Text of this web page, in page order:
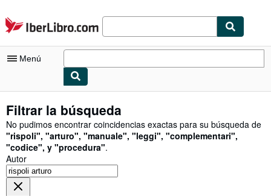
Pasar al contenido principal
IberLibro.com
Menú
Consultar mis pedidos
Cerrar sesión
Búsqueda avanzada
Colecciones
Filtrar la búsqueda
No pudimos encontrar coincidencias exactas para su búsqueda de
"rispoli", "arturo", "manuale", "leggi", "complementari",
"codice", y "procedura".
Autor